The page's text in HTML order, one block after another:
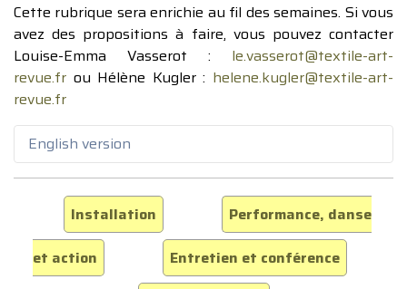
Cette rubrique sera enrichie au fil des semaines. Si vous
avez des propositions à faire, vous pouvez contacter
Louise-Emma Vasserot : le.vasserot@textile-art-
revue.fr ou Hélène Kugler : helene.kugler@textile-art-
revue.fr
English version
Installation
Performance, danse
et action
Entretien et conférence